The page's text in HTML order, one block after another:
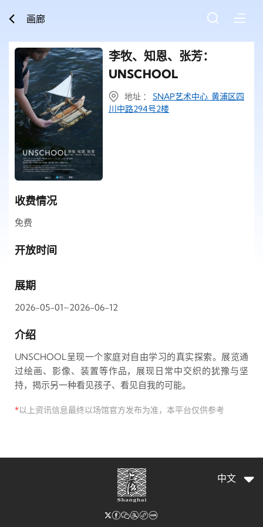
画廊
李牧、知恩、张芳：
UNSCHOOL
地址 ： SNAP艺术中心 黄浦区四
川中路294号2楼
收费情况
免费
开放时间
展期
2026-05-01~2026-06-12
介绍
UNSCHOOL呈现一个家庭对自由学习的真实探索。展览通
过绘画、影像、装置等作品，展现日常中交织的犹豫与坚
持，揭示另一种看见孩子、看见自我的可能。
*以上资讯信息最终以场馆官方发布为准，本平台仅供参考
中文